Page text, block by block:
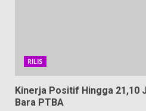
RILIS
Kinerja Positif Hingga 21,10
Bara PTBA